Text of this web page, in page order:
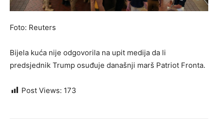
Foto: Reuters
Bijela kuća nije odgovorila na upit medija da li
predsjednik Trump osuđuje današnji marš Patriot Fronta.
Post Views: 173